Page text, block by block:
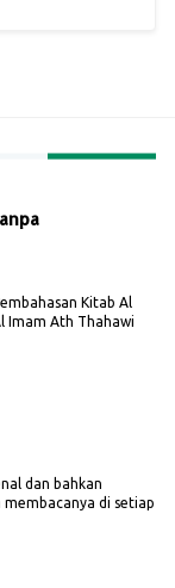
Kitab Al
Imam Ath Thahawi
dan bahkan
di setiap